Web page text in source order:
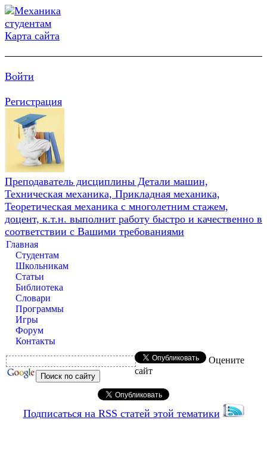
Карта сайта
Войти
Регистрация
Преподаватель дисциплины Детали машин,
Техническая механика, Прикладная механика,
Теоретическая механика с многолетним стажем,
доцент, к.т.н. выполнит работу быстро и качественно в
соответствии с Вашими требованиями
Главная
Студентам
Школьникам
Статьи
Библиотека
Словари
Программы
Игры
Форум
Контакты
Оцените
сайт
Подписаться на RSS статей этой тематики